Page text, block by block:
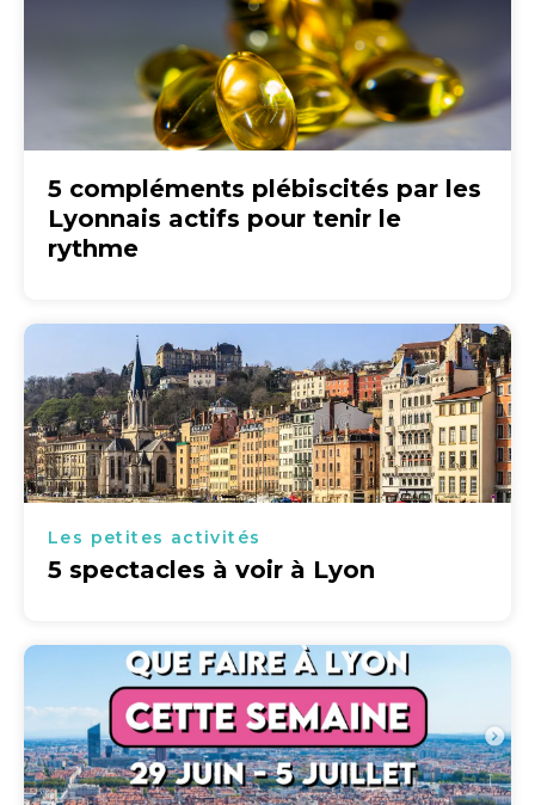
5 compléments plébiscités par les
Lyonnais actifs pour tenir le
rythme
Les petites activités
5 spectacles à voir à Lyon